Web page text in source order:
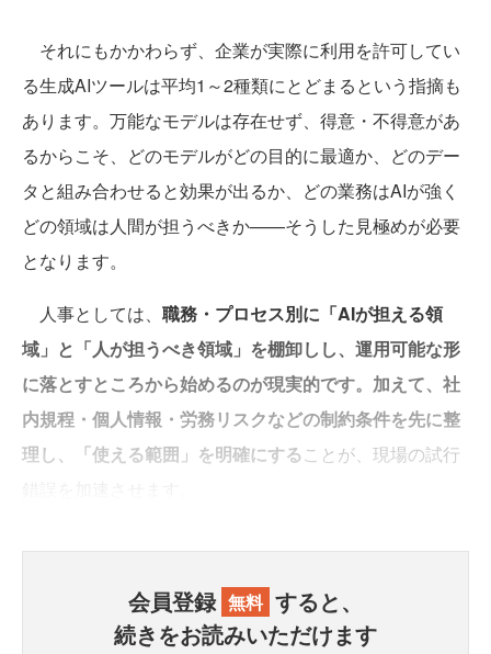
それにもかかわらず、企業が実際に利用を許可してい
る生成AIツールは平均1～2種類にとどまるという指摘も
あります。万能なモデルは存在せず、得意・不得意があ
るからこそ、どのモデルがどの目的に最適か、どのデー
タと組み合わせると効果が出るか、どの業務はAIが強く
どの領域は人間が担うべきか——そうした見極めが必要
となります。
人事としては、 職務・プロセス別に「AIが担える領
域」と「人が担うべき領域」を棚卸しし、運用可能な形
に落とすところから始めるのが現実的です。加えて、社
内規程・個人情報・労務リスクなどの制約条件を先に整
理し、「使える範囲」を明確にすることが、現場の試行
会員登録 無料 すると、
続きをお読みいただけます